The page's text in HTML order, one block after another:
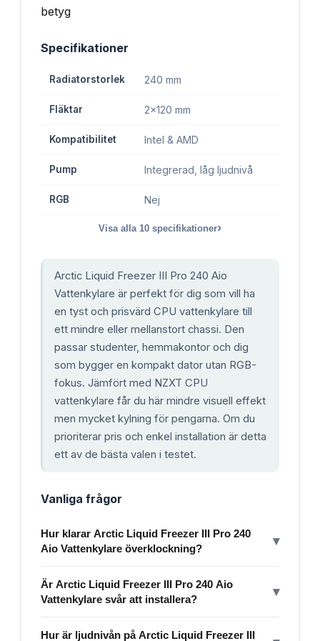
Specifikationer
Radiatorstorlek 240 mm
Fläktar 2x120 mm
Kompatibilitet Intel & AMD
Pump Integrerad, låg ljudnivå
RGB Nej
Visa alla 10 specifikationer›
Arctic Liquid Freezer III Pro 240 Aio
Vattenkylare är perfekt för dig som vill ha
en tyst och prisvärd CPU vattenkylare till
ett mindre eller mellanstort chassi. Den
passar studenter, hemmakontor och dig
som bygger en kompakt dator utan RGB-
fokus. Jämfört med NZXT CPU
vattenkylare får du här mindre visuell effekt
men mycket kylning för pengarna. Om du
prioriterar pris och enkel installation är detta
ett av de bästa valen i testet.
Vanliga frågor
Hur klarar Arctic Liquid Freezer III Pro 240
Aio Vattenkylare överklockning?
▾
Är Arctic Liquid Freezer III Pro 240 Aio
Vattenkylare svår att installera?
▾
Hur är ljudnivån på Arctic Liquid Freezer III